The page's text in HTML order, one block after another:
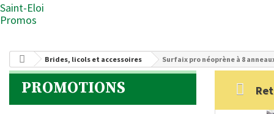
Saint-Eloi
Promos
Brides, licols et accessoires Surfaix pro néoprène à 8
PROMOTIONS